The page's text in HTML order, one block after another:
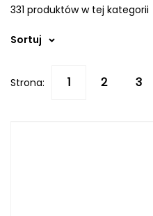
331 produktów w tej kategorii
Sortuj
Strona: